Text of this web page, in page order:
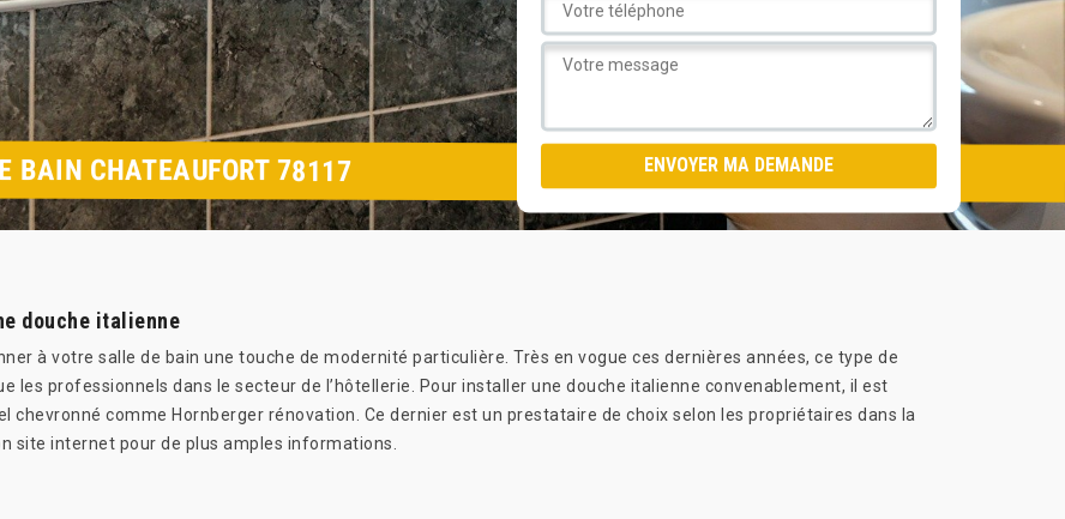
BAIN CHATEAUFORT 78117
douche italienne
à votre salle de bain une touche de modernité particulière. Très en vogue ces dernières années, ce type de
les professionnels dans le secteur de l’hôtellerie. Pour installer une douche italienne convenablement, il est
comme Hornberger rénovation. Ce dernier est un prestataire de choix selon les propriétaires dans la
site internet pour de plus amples informations.